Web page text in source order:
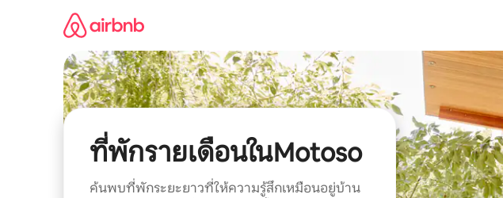
ที่พักรายเดือนในMotoso
ค้นพบที่พักระยะยาวที่ให้ความรู้สึกเหมือนอยู่บ้าน